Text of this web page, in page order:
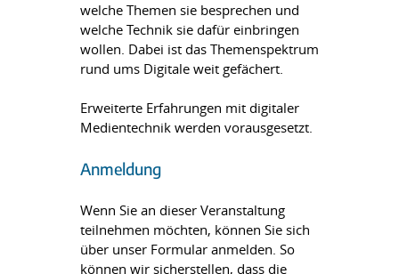
welche Themen sie besprechen und
welche Technik sie dafür einbringen
wollen. Dabei ist das Themenspektrum
rund ums Digitale weit gefächert.
Erweiterte Erfahrungen mit digitaler
Medientechnik werden vorausgesetzt.
Anmeldung
Wenn Sie an dieser Veranstaltung
teilnehmen möchten, können Sie sich
über unser Formular anmelden. So
können wir sicherstellen, dass die